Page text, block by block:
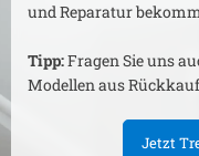
und Reparatur
Tipp:Fragen Sie uns
Modellen aus
Jetzt